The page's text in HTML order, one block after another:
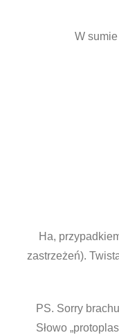
W
Ha,
zastrzeżeń).
PS. Sorry
Słowo